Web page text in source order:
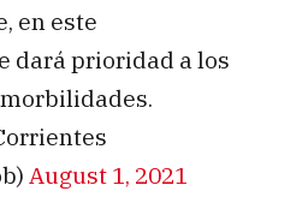
en este
dará prioridad a los
August 1, 2021